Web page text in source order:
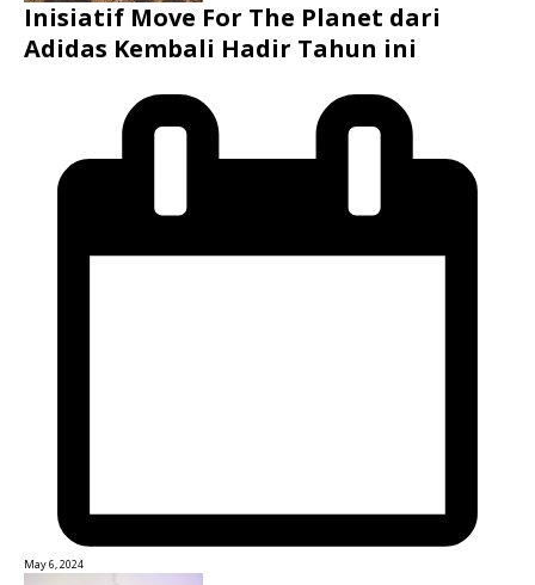
Inisiatif Move For The Planet dari
Adidas Kembali Hadir Tahun ini
May 6, 2024